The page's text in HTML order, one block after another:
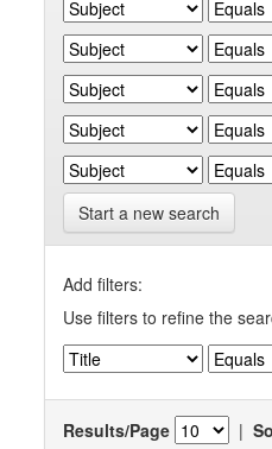
Start a new search
Add filters:
Use filters to refine the
Results/Page |